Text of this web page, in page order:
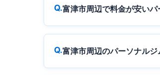
富津市周辺で料金が安い
富津市周辺のパーソナル